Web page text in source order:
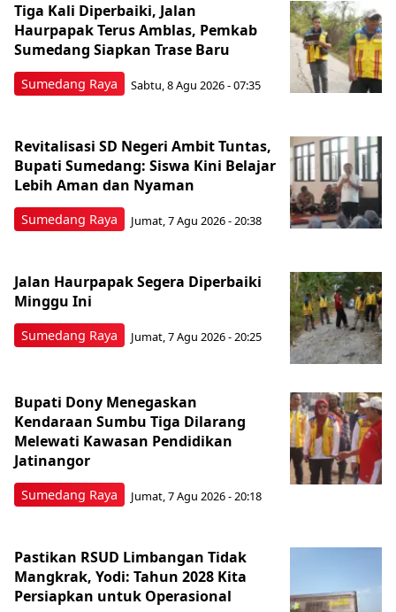
Sumedang Raya
Tiga Kali Diperbaiki, Jalan
Haurpapak Terus Amblas, Pemkab
Sumedang Siapkan Trase Baru
Sabtu, 8 Agu 2026 - 07:35
Sumedang Raya
Revitalisasi SD Negeri Ambit Tuntas,
Bupati Sumedang: Siswa Kini Belajar
Lebih Aman dan Nyaman
Jumat, 7 Agu 2026 - 20:38
Sumedang Raya
Jalan Haurpapak Segera Diperbaiki
Minggu Ini
Jumat, 7 Agu 2026 - 20:25
Sumedang Raya
Bupati Dony Menegaskan
Kendaraan Sumbu Tiga Dilarang
Melewati Kawasan Pendidikan
Jatinangor
Jumat, 7 Agu 2026 - 20:18
Pastikan RSUD Limbangan Tidak
Mangkrak, Yodi: Tahun 2028 Kita
Persiapkan untuk Operasional